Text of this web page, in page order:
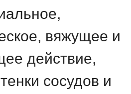
вяжущее и
действие,
сосудов и